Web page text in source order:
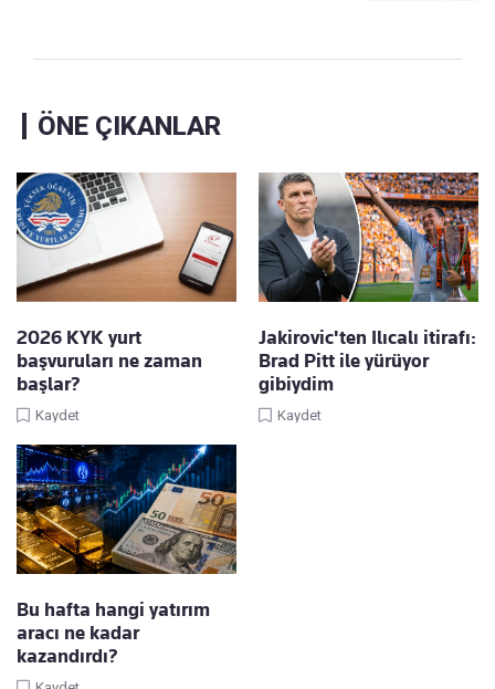
ÖNE ÇIKANLAR
2026 KYK yurt
başvuruları ne zaman
başlar?
Kaydet
Jakirovic'ten Ilıcalı itirafı:
Brad Pitt ile yürüyor
gibiydim
Kaydet
Bu hafta hangi yatırım
aracı ne kadar
kazandırdı?